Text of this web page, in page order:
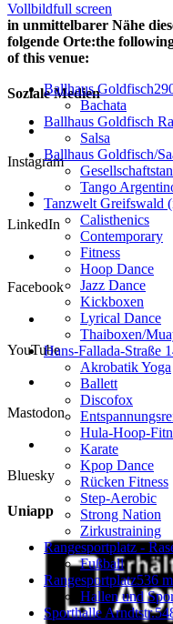
Vollbildfull screen
in unmittelbarer Nähe
folgende Orte:the
of this venue:
Ballhaus Goldfisch
Bachata
Ballhaus Goldfisch
Salsa
Ballhaus Goldfisch/
Tango
Tanzwelt Greifswald
Calisthenics
Contemporary
Fitness
Hoop Dance
Jazz Dance
Kickboxen
Lyrical Dance
Thaiboxen/
Hans-Fallada-Straße 1
Akrobatik Yoga
Ballett
Discofox
Hula-Hoop-
Karate
Kpop Dance
Rücken Fitness
Step-Aerobic
Strong Nation
Zirkustraining
Rangesportplatz -
Fußball
Rangesportplatz536 m
Hallen und
Sporthalle Arndtstr.
Soziale Medien
Instagram
LinkedIn
Facebook
YouTube
Mastodon
Bluesky
Uniapp